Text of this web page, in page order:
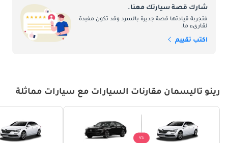
شارك قصة سيارتك معنا.
فتجربة قيادتها قصة جديرة بالسرد وقد تكون مفيدة
لقارىء ما.
اكتب تقييم
رينو تاليسمان مقارنات السيارات مع سيارات مماثلة
VS